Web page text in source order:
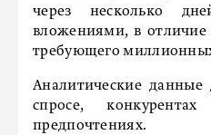
через несколько
вложениями, в
требующего
Аналитические данные
спросе,
предпочтениях.